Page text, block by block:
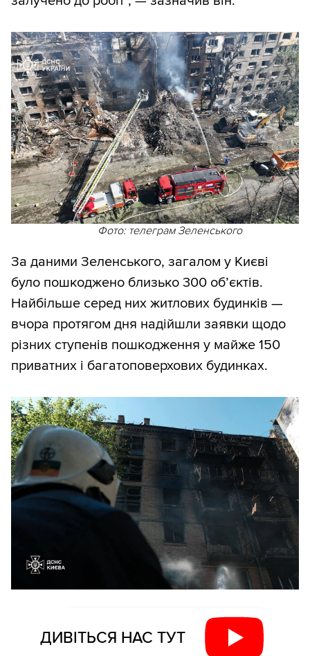
Фото: телеграм Зеленського
За даними Зеленського, загалом у Києві
було пошкоджено близько 300 обʼєктів.
Найбільше серед них житлових будинків —
вчора протягом дня надійшли заявки щодо
різних ступенів пошкодження у майже 150
приватних і багатоповерхових будинках.
ДИВІТЬСЯ НАС ТУТ